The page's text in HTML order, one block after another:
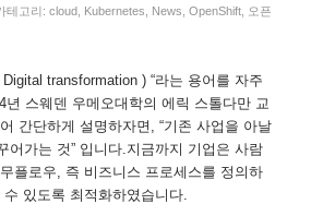
테고리: cloud, Kubernetes, News, OpenShift, 오픈
transformation ) “라는 용어를 자주
년 스웨덴 우메오대학의 에릭 스톨다만 교
간단하게 설명하자면, “기존 사업을 아날
어가는 것” 입니다.지금까지 기업은 사람
플로우, 즉 비즈니스 프로세스를 정의하
있도록 최적화하였습니다.